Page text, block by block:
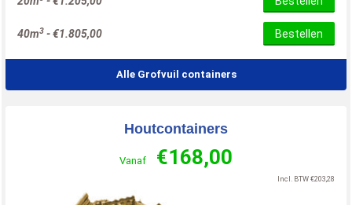
40m3 -€1.805,00 Bestellen
Alle Grofvuil containers
Houtcontainers
Vanaf €168,00
Incl. BTW €203,28